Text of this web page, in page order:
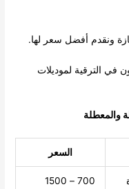
ونقدم أفضل سعر لها.
في الترقية لموديلات
والمعطلة
السعر
700 – 1500